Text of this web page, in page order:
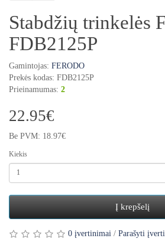
Stabdžių trinkelės
FDB2125P
Gamintojas: FERODO
Prekės kodas: FDB2125P
Prieinamumas: 2
22.95€
Be PVM: 18.97€
Kiekis
Į krepšelį
0 įvertinimai / Parašyti